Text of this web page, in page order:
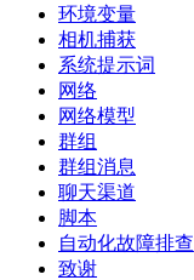
环境变量
相机捕获
系统提示词
网络
网络模型
群组
群组消息
聊天渠道
脚本
自动化故障排查
致谢